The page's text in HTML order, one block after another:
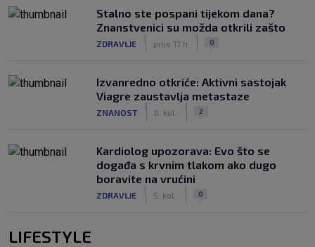
Stalno ste pospani tijekom dana?
Znanstvenici su možda otkrili zašto
ZDRAVLJE prije 17 h 0
Izvanredno otkriće: Aktivni sastojak
Viagre zaustavlja metastaze
ZNANOST 6. kol. 2
Kardiolog upozorava: Evo što se
događa s krvnim tlakom ako dugo
boravite na vrućini
ZDRAVLJE 5. kol. 0
LIFESTYLE